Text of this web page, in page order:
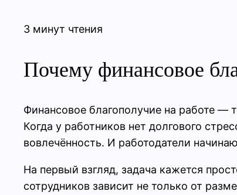
3 минут чтения
Почему финансовое
Финансовое благополучие на работе —
Когда у работников нет долгового
вовлечённость. И работодатели
На первый взгляд, задача кажется
сотрудников зависит не только от